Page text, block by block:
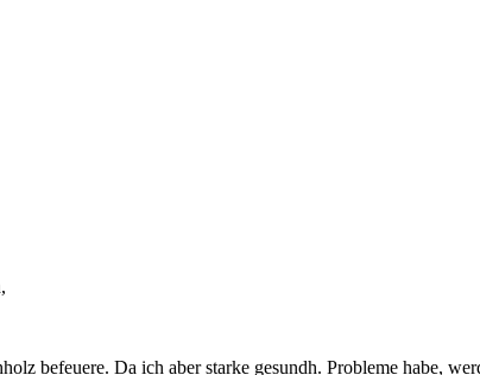
befeuere. Da ich aber starke gesundh. Probleme habe,